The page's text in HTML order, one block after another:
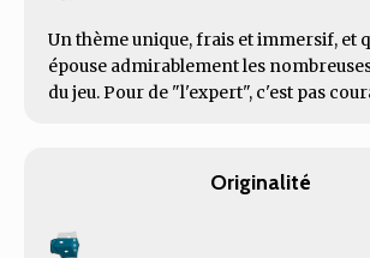
Un thème unique, frais et immersif, et
épouse admirablement les
du jeu. Pour de "l'expert", c'est pas
Originalité